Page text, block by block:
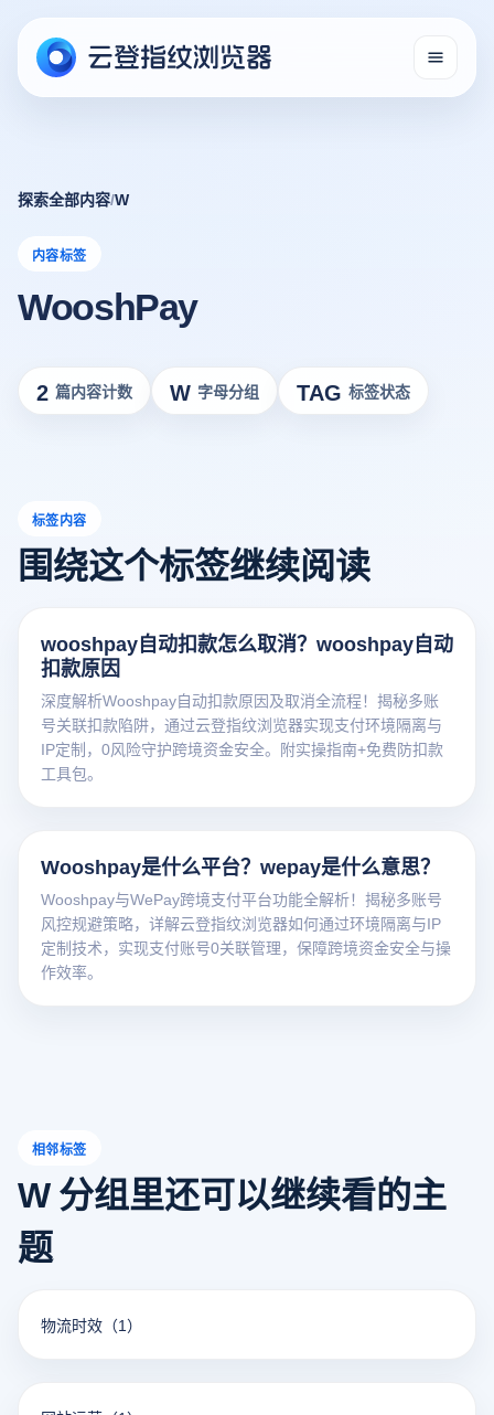
探索全部内容/W
内容标签
WooshPay
2 篇内容计数 W 字母分组 TAG 标签状态
标签内容
围绕这个标签继续阅读
wooshpay自动扣款怎么取消？wooshpay自动
扣款原因
深度解析Wooshpay自动扣款原因及取消全流程！揭秘多账
号关联扣款陷阱，通过云登指纹浏览器实现支付环境隔离与
IP定制，0风险守护跨境资金安全。附实操指南+免费防扣款
工具包。
Wooshpay是什么平台？wepay是什么意思？
Wooshpay与WePay跨境支付平台功能全解析！揭秘多账号
风控规避策略，详解云登指纹浏览器如何通过环境隔离与IP
定制技术，实现支付账号0关联管理，保障跨境资金安全与操
作效率。
相邻标签
W 分组里还可以继续看的主
题
物流时效 （1）